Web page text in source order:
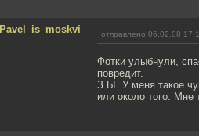
Pavel_is_moskvi отправлено 06.02.08
Фотки улыбнули,
повредит.
З.Ы. У меня такое
или около того. Мне